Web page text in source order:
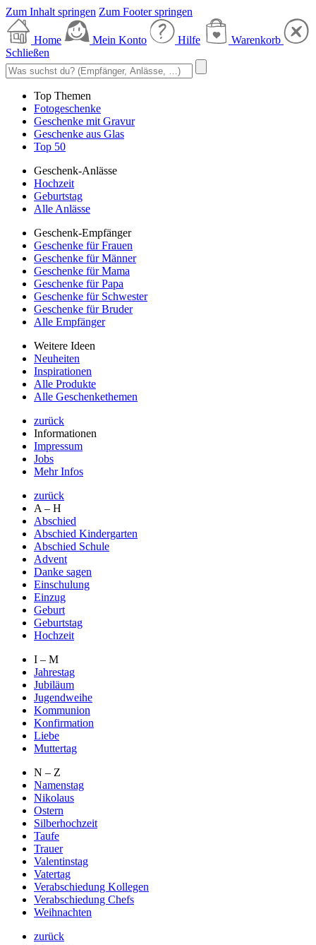
Zum Inhalt springen Zum Footer springen
Home Mein Konto Hilfe
Warenkorb
Schließen
Top Themen
Fotogeschenke
Geschenke mit Gravur
Geschenke aus Glas
Top 50
Geschenk-Anlässe
Hochzeit
Geburtstag
Alle Anlässe
Geschenk-Empfänger
Geschenke für Frauen
Geschenke für Männer
Geschenke für Mama
Geschenke für Papa
Geschenke für Schwester
Geschenke für Bruder
Alle Empfänger
Weitere Ideen
Neuheiten
Inspirationen
Alle Produkte
Alle Geschenkethemen
zurück
Informationen
Impressum
Jobs
Mehr Infos
zurück
A – H
Abschied
Abschied Kindergarten
Abschied Schule
Advent
Danke sagen
Einschulung
Einzug
Geburt
Geburtstag
Hochzeit
I – M
Jahrestag
Jubiläum
Jugendweihe
Kommunion
Konfirmation
Liebe
Muttertag
N – Z
Namenstag
Nikolaus
Ostern
Silberhochzeit
Taufe
Trauer
Valentinstag
Vatertag
Verabschiedung Kollegen
Verabschiedung Chefs
Weihnachten
zurück